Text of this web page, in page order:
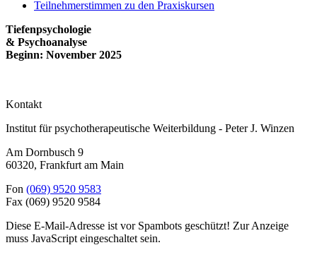
Teilnehmerstimmen zu den Praxiskursen
Tiefenpsychologie
& Psychoanalyse
Beginn: November 2025
Kontakt
Institut für psychotherapeutische Weiterbildung - Peter J. Winzen
Am Dornbusch 9
60320, Frankfurt am Main
Fon (069) 9520 9583
Fax (069) 9520 9584
Diese E-Mail-Adresse ist vor Spambots geschützt! Zur Anzeige
muss JavaScript eingeschaltet sein.